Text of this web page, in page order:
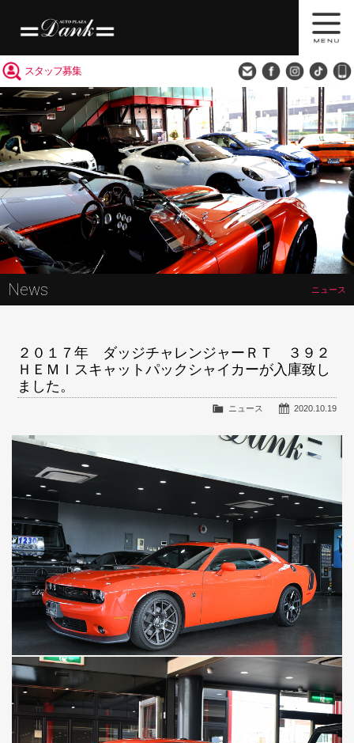
スタッフ募集
News ニュース
２０１７年 ダッジチャレンジャーＲＴ ３９２
ＨＥＭＩスキャットパックシャイカーが入庫致し
ました。
2020.10.19
ニュース